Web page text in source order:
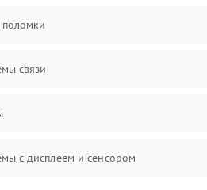
связи
с дисплеем и сенсором